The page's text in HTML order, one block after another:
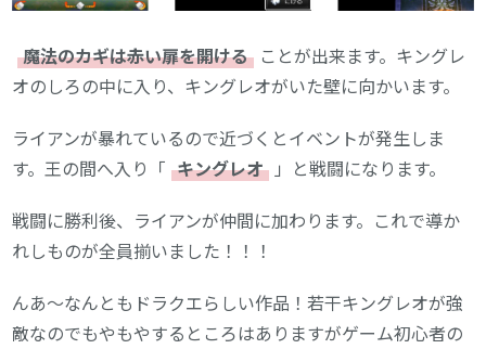
魔法のカギは赤い扉を開ける ことが出来ます。キングレ
オのしろの中に入り、キングレオがいた壁に向かいます。
ライアンが暴れているので近づくとイベントが発生しま
す。王の間へ入り「 キングレオ 」と戦闘になります。
戦闘に勝利後、ライアンが仲間に加わります。これで導か
れしものが全員揃いました！！！
んあ〜なんともドラクエらしい作品！若干キングレオが強
敵なのでもやもやするところはありますがゲーム初心者の